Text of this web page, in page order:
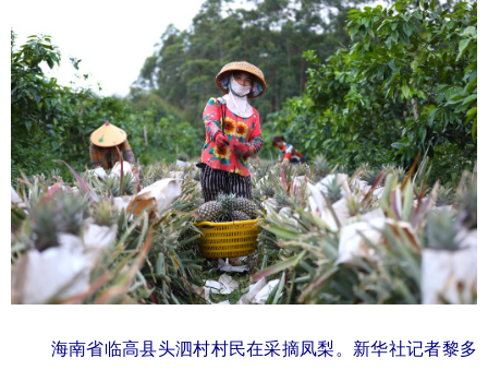
海南省临高县头泗村村民在采摘凤梨。新华社记者黎多